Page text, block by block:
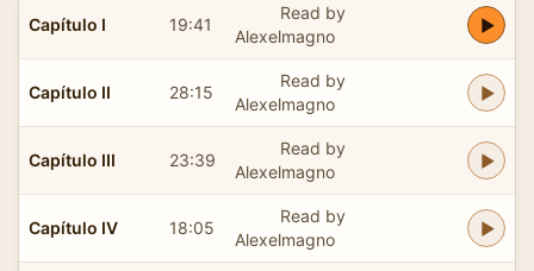
Capítulo I 19:41
Read by
Alexelmagno
Capítulo II 28:15
Read by
Alexelmagno
Capítulo III 23:39
Read by
Alexelmagno
Capítulo IV 18:05
Read by
Alexelmagno